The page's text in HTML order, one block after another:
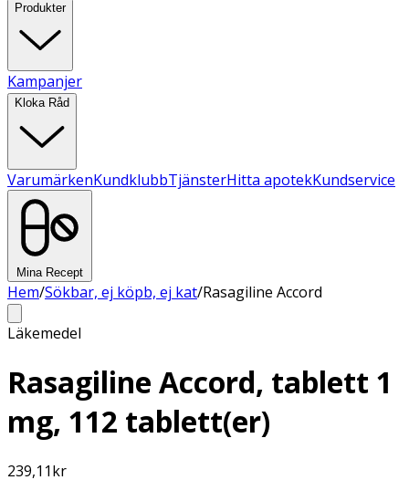
Produkter
Kampanjer
Kloka Råd
VarumärkenKundklubbTjänsterHitta apotekKundservice
Mina Recept
Hem/Sökbar, ej köpb, ej kat/Rasagiline Accord
Läkemedel
Rasagiline Accord, tablett 1
mg, 112 tablett(er)
239,11kr